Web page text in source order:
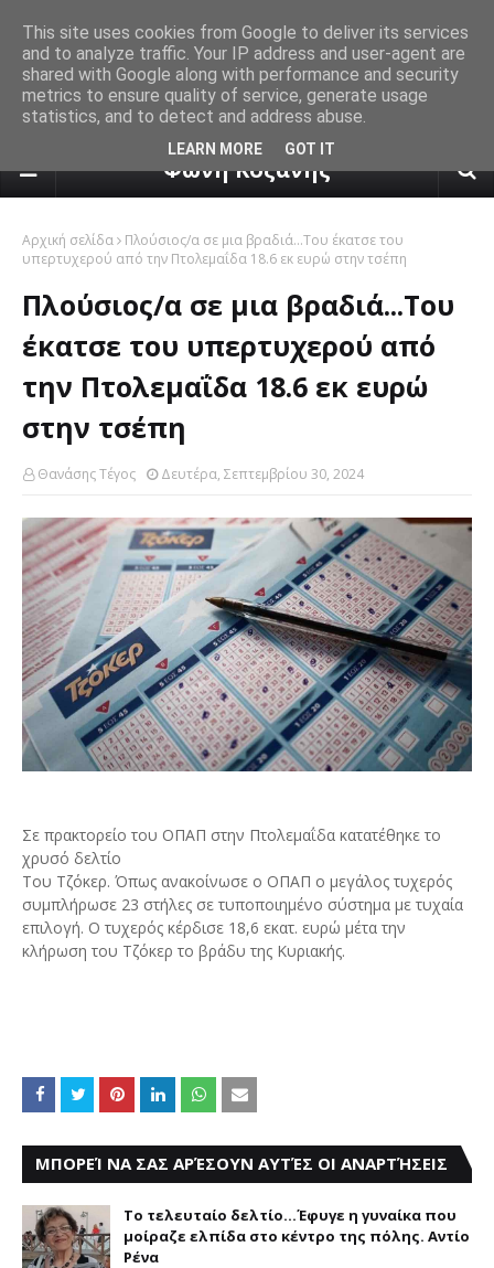
πρόγνωση καιρού από το
Φωνή Κοζάνης
Αρχική σελίδα
Πλούσιος/α σε μια βραδιά...Του έκατσε του
υπερτυχερού από την Πτολεμαΐδα 18.6 εκ ευρώ στην τσέπη
Πλούσιος/α σε μια βραδιά...Του
έκατσε του υπερτυχερού από
την Πτολεμαΐδα 18.6 εκ ευρώ
στην τσέπη
Θανάσης Τέγος Δευτέρα, Σεπτεμβρίου 30, 2024
Σε πρακτορείο του ΟΠΑΠ στην Πτολεμαΐδα κατατέθηκε το
χρυσό δελτίο
Του Τζόκερ. Όπως ανακοίνωσε ο ΟΠΑΠ ο μεγάλος τυχερός
συμπλήρωσε 23 στήλες σε τυποποιημένο σύστημα με τυχαία
επιλογή. Ο τυχερός κέρδισε 18,6 εκατ. ευρώ μέτα την
κλήρωση του Τζόκερ το βράδυ της Κυριακής.
ΜΠΟΡΕΊ ΝΑ ΣΑΣ ΑΡΈΣΟΥΝ ΑΥΤΈΣ ΟΙ ΑΝΑΡΤΉΣΕΙΣ
Το τελευταίο δελτίο...Έφυγε η γυναίκα που
μοίραζε ελπίδα στο κέντρο της πόλης. Αντίο
Ρένα
This site uses cookies from Google to deliver its services
and to analyze traffic. Your IP address and user-agent are
shared with Google along with performance and security
metrics to ensure quality of service, generate usage
statistics, and to detect and address abuse.
LEARN MORE GOT IT